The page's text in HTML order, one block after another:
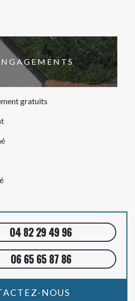
gratuits
04 82 29 49 96
06 65 65 87 86
NOUS